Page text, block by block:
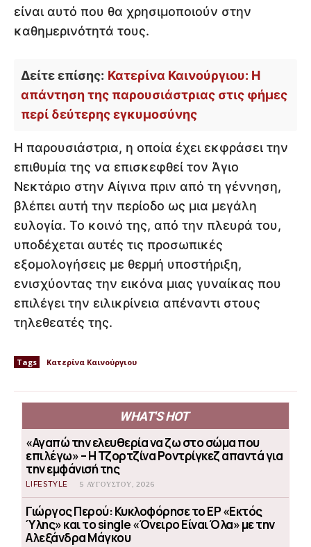
είναι αυτό που θα χρησιμοποιούν στην
καθημερινότητά τους.
Δείτε επίσης: Κατερίνα Καινούργιου: Η
απάντηση της παρουσιάστριας στις φήμες
περί δεύτερης εγκυμοσύνης
Η παρουσιάστρια, η οποία έχει εκφράσει την
επιθυμία της να επισκεφθεί τον Άγιο
Νεκτάριο στην Αίγινα πριν από τη γέννηση,
βλέπει αυτή την περίοδο ως μια μεγάλη
ευλογία. Το κοινό της, από την πλευρά του,
υποδέχεται αυτές τις προσωπικές
εξομολογήσεις με θερμή υποστήριξη,
ενισχύοντας την εικόνα μιας γυναίκας που
επιλέγει την ειλικρίνεια απέναντι στους
τηλεθεατές της.
Tags Κατερίνα Καινούργιου
WHAT'S HOT
«Αγαπώ την ελευθερία να ζω στο σώμα που
επιλέγω» – Η Τζορτζίνα Ροντρίγκεζ απαντά για
την εμφάνισή της
LIFESTYLE 5 ΑΥΓΟΎΣΤΟΥ, 2026
Γιώργος Περού: Κυκλοφόρησε το EP «Εκτός
Ύλης» και το single «Όνειρο Είναι Όλα» με την
Αλεξάνδρα Μάγκου